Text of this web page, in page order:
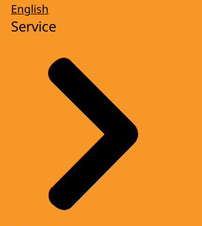
English
Service